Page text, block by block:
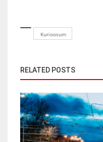
Kurioosum
RELATED POSTS